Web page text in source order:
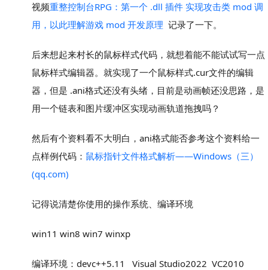
视频重整控制台RPG：第一个 .dll 插件 实现攻击类 mod 调
用，以此理解游戏 mod 开发原理 记录了一下。
后来想起来村长的鼠标样式代码，就想着能不能试试写一点
鼠标样式编辑器。就实现了一个鼠标样式.cur文件的编辑
器，但是 .ani格式还没有头绪，目前是动画帧还没思路，是
用一个链表和图片缓冲区实现动画轨道拖拽吗？
然后有个资料看不大明白，ani格式能否参考这个资料给一
点样例代码： 鼠标指针文件格式解析——Windows（三）
(qq.com)
记得说清楚你使用的操作系统、编译环境
win11 win8 win7 winxp
编译环境：devc++5.11 Visual Studio2022 VC2010